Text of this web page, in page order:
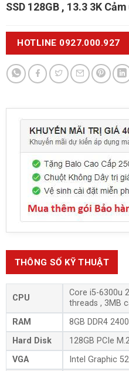
SSD 128GB , 13.3 3K
HOTLINE 0927.000.927
THÔNG SỐ KỸ THUẬT
CPU
Core i5-6300u
threads , 3MB
RAM
8GB DDR4
Hard Disk
128GB PCIe
VGA
Intel Graphic